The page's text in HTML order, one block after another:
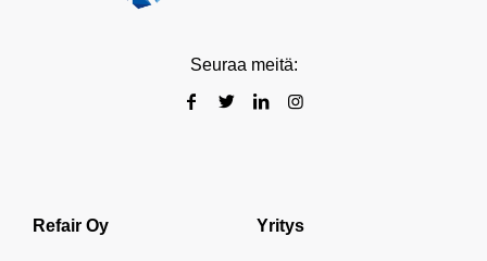
Seuraa meitä:
Refair Oy Yritys